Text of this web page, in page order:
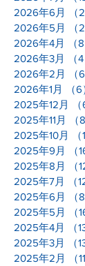
2026年6月
（
2026年5月
（
2026年4月
（8
2026年3月
（4
2026年2月
（
2026年1月
（6
2025年12月
2025年11月
（
2025年10月
2025年9月
（
2025年8月
（
2025年7月
（
2025年6月
（
2025年5月
（
2025年4月
（
2025年3月
（
2025年2月
（